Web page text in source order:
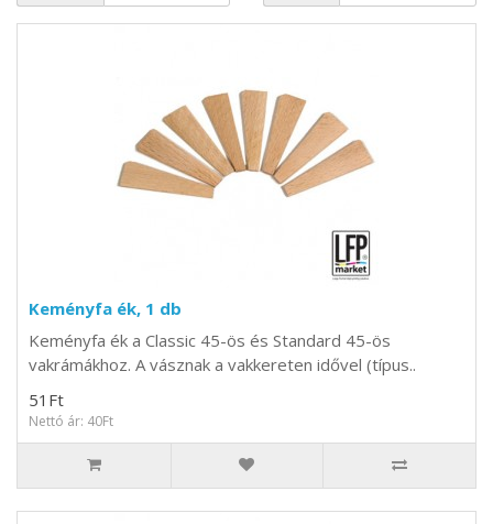
Keményfa ék, 1 db
Keményfa ék a Classic 45-ös és Standard 45-ös
vakrámákhoz. A vásznak a vakkereten idővel (típus..
51Ft
Nettó ár: 40Ft